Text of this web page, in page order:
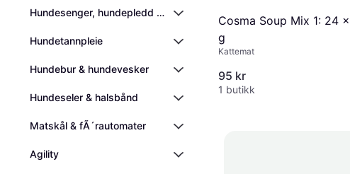
Hundesenger, hundepledd og kjølematter
Hundetannpleie
Hundebur & hundevesker
Hundeseler & halsbånd
Matskål & fÃ´rautomater
Agility
Cosma Soup Mix 1: 24
g
Kattemat
95 kr
1 butikk